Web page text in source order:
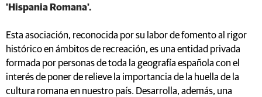
'Hispania Romana'.
Esta asociación, reconocida por su labor de fomento al rigor
histórico en ámbitos de recreación, es una entidad privada
formada por personas de toda la geografía española con el
interés de poner de relieve la importancia de la huella de la
cultura romana en nuestro país. Desarrolla, además, una